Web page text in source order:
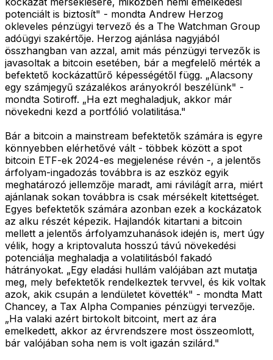
potenciált is biztosít" - mondta Andrew Herzog
okleveles pénzügyi tervező és a The Watchman Group
adóügyi szakértője. Herzog ajánlása nagyjából
összhangban van azzal, amit más pénzügyi tervezők is
javasoltak a bitcoin esetében, bár a megfelelő mérték a
befektető kockázattűrő képességétől függ. „Alacsony
egy számjegyű százalékos arányokról beszélünk" -
mondta Sotiroff. „Ha ezt meghaladjuk, akkor már
növekedni kezd a portfólió volatilitása."
Bár a bitcoin a mainstream befektetők számára is egyre
könnyebben elérhetővé vált - többek között a spot
bitcoin ETF-ek 2024-es megjelenése révén -, a jelentős
árfolyam-ingadozás továbbra is az eszköz egyik
meghatározó jellemzője maradt, ami rávilágít arra, miért
ajánlanak sokan továbbra is csak mérsékelt kitettséget.
Egyes befektetők számára azonban ezek a kockázatok
az alku részét képezik. Hajlandók kitartani a bitcoin
mellett a jelentős árfolyamzuhanások idején is, mert úgy
vélik, hogy a kriptovaluta hosszú távú növekedési
potenciálja meghaladja a volatilitásból fakadó
hátrányokat. „Egy eladási hullám valójában azt mutatja
meg, mely befektetők rendelkeztek tervvel, és kik voltak
azok, akik csupán a lendületet követték" - mondta Matt
Chancey, a Tax Alpha Companies pénzügyi tervezője.
„Ha valaki azért birtokolt bitcoint, mert az ára
emelkedett, akkor az érvrendszere most összeomlott,
bár valójában soha nem is volt igazán szilárd."